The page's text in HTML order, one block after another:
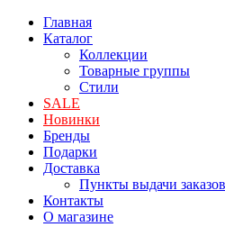
Главная
Каталог
Коллекции
Товарные группы
Стили
SALE
Новинки
Бренды
Подарки
Доставка
Пункты выдачи заказов
Контакты
О магазине